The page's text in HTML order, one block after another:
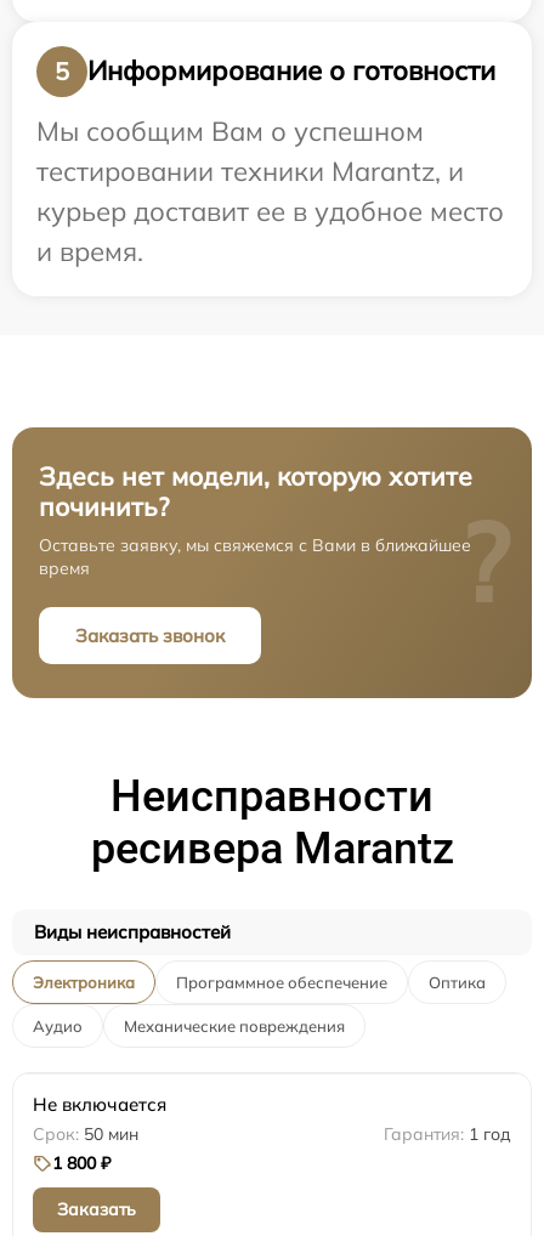
5
Информирование о готовности
Мы сообщим Вам о успешном
тестировании техники Marantz, и
курьер доставит ее в удобное место
и время.
Здесь нет модели, которую хотите
починить?
Оставьте заявку, мы свяжемся с Вами в ближайшее
время
Заказать звонок
?
Неисправности
ресивера Marantz
Виды неисправностей
Электроника Программное обеспечение Оптика
Аудио Механические повреждения
Не включается
50 мин
1 год
1 800 ₽
Заказать